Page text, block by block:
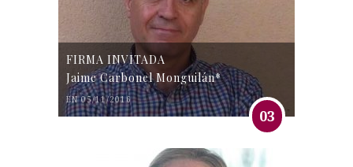
FIRMA INVITADA
Jaime Carbonel Monguilán*
EN 05/11/2016
03